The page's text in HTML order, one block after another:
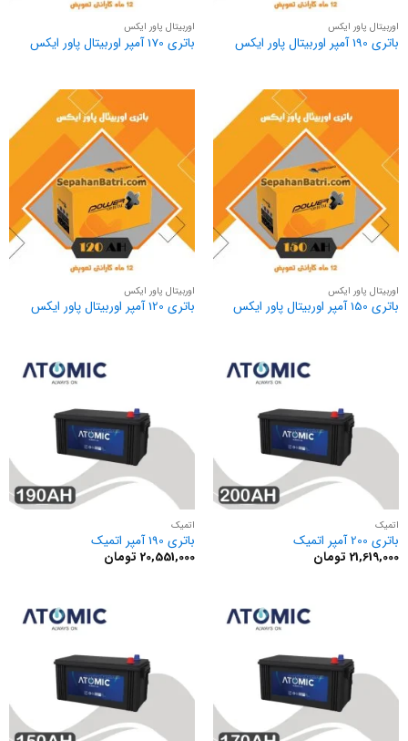
اوربیتال پاور ایکس
باتری 190 آمپر اوربیتال پاور ایکس
اوربیتال پاور ایکس
باتری 170 آمپر اوربیتال پاور ایکس
اوربیتال پاور ایکس
باتری 150 آمپر اوربیتال پاور ایکس
اوربیتال پاور ایکس
باتری 120 آمپر اوربیتال پاور ایکس
اتمیک
باتری 200 آمپر اتمیک
21,619,000 تومان
اتمیک
باتری 190 آمپر اتمیک
20,551,000 تومان